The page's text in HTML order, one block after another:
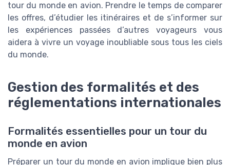
tour du monde en avion. Prendre le temps de comparer
les offres, d’étudier les itinéraires et de s’informer sur
les expériences passées d’autres voyageurs vous
aidera à vivre un voyage inoubliable sous tous les ciels
du monde.
Gestion des formalités et des
réglementations internationales
Formalités essentielles pour un tour du
monde en avion
Préparer un tour du monde en avion implique bien plus